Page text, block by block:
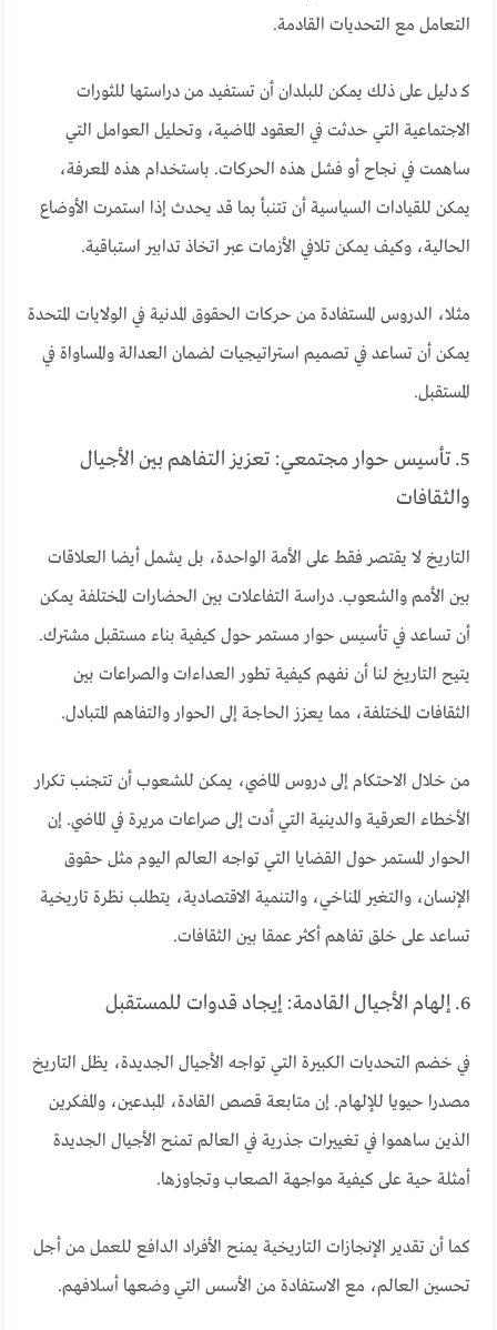
التعامل مع التحديات القادمة.
كـ دليل على ذلك يمكن للبلدان أن تستفيد من دراستها للثورات
الاجتماعية التي حدثت في العقود الماضية، وتحليل العوامل التي
ساهمت في نجاح أو فشل هذه الحركات. باستخدام هذه المعرفة،
يمكن للقيادات السياسية أن تتنبأ بما قد يحدث إذا استمرت الأوضاع
الحالية، وكيف يمكن تلافي الأزمات عبر اتخاذ تدابير استباقية.
مثلا، الدروس المستفادة من حركات الحقوق المدنية في الولايات المتحدة
يمكن أن تساعد في تصميم استراتيجيات لضمان العدالة والمساواة في
المستقبل.
5. تأسيس حوار مجتمعي: تعزيز التفاهم بين الأجيال
والثقافات
التاريخ لا يقتصر فقط على الأمة الواحدة، بل يشمل أيضا العلاقات
بين الأمم والشعوب. دراسة التفاعلات بين الحضارات المختلفة يمكن
أن تساعد في تأسيس حوار مستمر حول كيفية بناء مستقبل مشترك.
يتيح التاريخ لنا أن نفهم كيفية تطور العداءات والصراعات بين
الثقافات المختلفة، مما يعزز الحاجة إلى الحوار والتفاهم المتبادل.
من خلال الاحتكام إلى دروس الماضي، يمكن للشعوب أن تتجنب تكرار
الأخطاء العرقية والدينية التي أدت إلى صراعات مريرة في الماضي. إن
الحوار المستمر حول القضايا التي تواجه العالم اليوم مثل حقوق
الإنسان، والتغير المناخي، والتنمية الاقتصادية، يتطلب نظرة تاريخية
تساعد على خلق تفاهم أكثر عمقا بين الثقافات.
6. إلهام الأجيال القادمة: إيجاد قدوات للمستقبل
في خضم التحديات الكبيرة التي تواجه الأجيال الجديدة، يظل التاريخ
مصدرا حيويا للإلهام. إن متابعة قصص القادة، المبدعين، والمفكرين
الذين ساهموا في تغييرات جذرية في العالم تمنح الأجيال الجديدة
أمثلة حية على كيفية مواجهة الصعاب وتجاوزها.
كما أن تقدير الإنجازات التاريخية يمنح الأفراد الدافع للعمل من أجل
تحسين العالم، مع الاستفادة من الأسس التي وضعها أسلافهم.